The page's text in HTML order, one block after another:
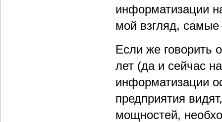
информатизации
мой взгляд, самые
Если же говорить
лет (да и сейчас
информатизации
предприятия
мощностей,